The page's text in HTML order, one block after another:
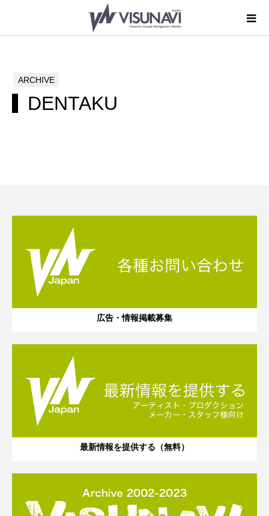
DENTAKU
ARCHIVE
広告・情報掲載募集
最新情報を提供する（無料）